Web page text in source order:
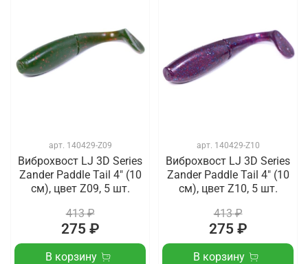
арт. 140429-Z09
Виброхвост LJ 3D Series
Zander Paddle Tail 4" (10
см), цвет Z09, 5 шт.
413 ₽
275 ₽
В корзину
арт. 140429-Z10
Виброхвост LJ 3D Series
Zander Paddle Tail 4" (10
см), цвет Z10, 5 шт.
413 ₽
275 ₽
В корзину